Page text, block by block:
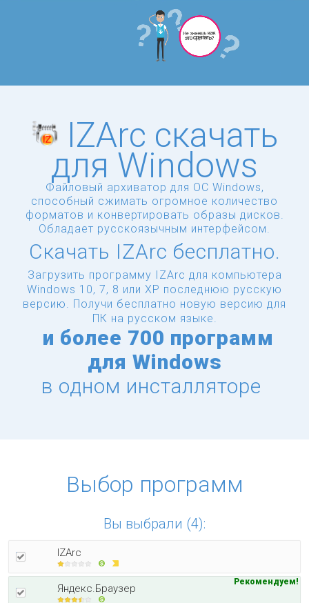
IZArc скачать
для Windows
Файловый архиватор для ОС Windows,
способный сжимать огромное количество
форматов и конвертировать образы дисков.
Обладает русскоязычным интерфейсом.
Скачать IZArc бесплатно.
Загрузить программу IZArc для компьютера
Windows 10, 7, 8 или XP последнюю русскую
версию.
Получи бесплатно новую версию для
ПК на русском языке.
и более 700 программ
для Windows
в одном инсталляторе
Выбор программ
Вы выбрали (4):
IZArc
Яндекс.Браузер
Рекомендуем!